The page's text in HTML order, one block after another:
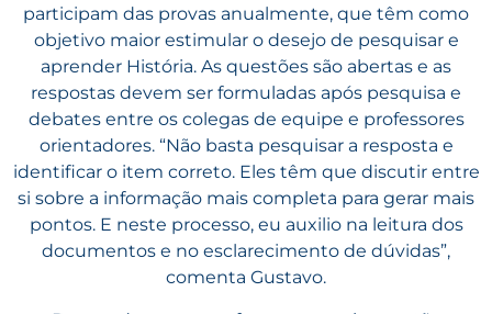
participam das provas anualmente, que têm como
objetivo maior estimular o desejo de pesquisar e
aprender História. As questões são abertas e as
respostas devem ser formuladas após pesquisa e
debates entre os colegas de equipe e professores
orientadores. “Não basta pesquisar a resposta e
identificar o item correto. Eles têm que discutir entre
si sobre a informação mais completa para gerar mais
pontos. E neste processo, eu auxilio na leitura dos
documentos e no esclarecimento de dúvidas”,
comenta Gustavo.